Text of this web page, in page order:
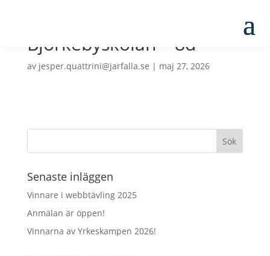
Björkebyskolan – 8d
av jesper.quattrini@jarfalla.se | maj 27, 2026
Senaste inläggen
Vinnare i webbtävling 2025
Anmälan är öppen!
Vinnarna av Yrkeskampen 2026!